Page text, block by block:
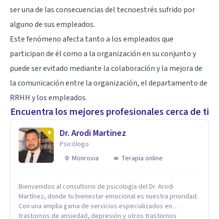
ser una de las consecuencias del tecnoestrés sufrido por
alguno de sus empleados.
Este fenómeno afecta tanto a los empleados que
participan de él como a la organización en su conjunto y
puede ser evitado mediante la colaboración y la mejora de
la comunicación entre la organización, el departamento de
RRHH y los empleados.
Encuentra los mejores profesionales cerca de ti
Dr. Arodi Martinez
Psicólogo
Monrovia
Terapia online
Bienvenidos al consultorio de psicología del Dr. Arodi
Martínez, donde tu bienestar emocional es nuestra prioridad.
Con una amplia gama de servicios especializados en
trastornos de ansiedad, depresión y otros trastornos